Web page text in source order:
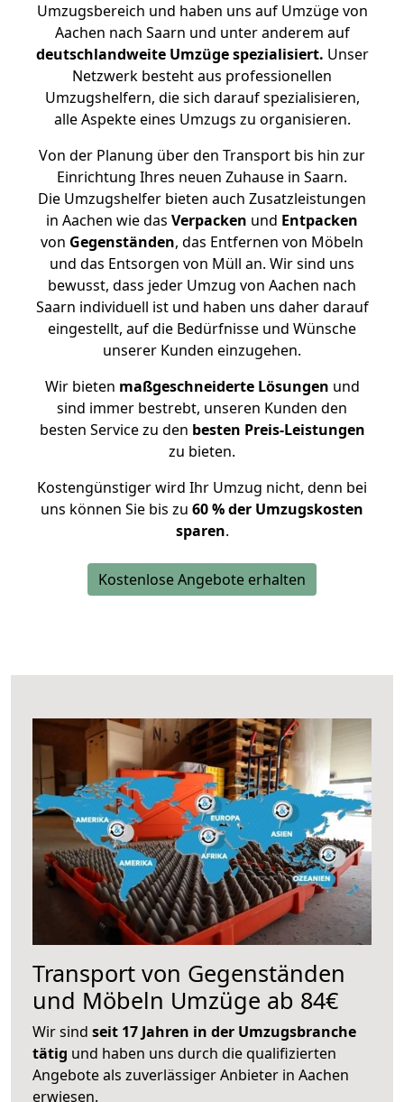
Umzugsbereich und haben uns auf Umzüge von
Aachen nach Saarn und unter anderem auf
deutschlandweite Umzüge spezialisiert. Unser
Netzwerk besteht aus professionellen
Umzugshelfern, die sich darauf spezialisieren,
alle Aspekte eines Umzugs zu organisieren.
Von der Planung über den Transport bis hin zur
Einrichtung Ihres neuen Zuhause in Saarn.
Die Umzugshelfer bieten auch Zusatzleistungen
in Aachen wie das Verpacken und Entpacken
von Gegenständen, das Entfernen von Möbeln
und das Entsorgen von Müll an. Wir sind uns
bewusst, dass jeder Umzug von Aachen nach
Saarn individuell ist und haben uns daher darauf
eingestellt, auf die Bedürfnisse und Wünsche
unserer Kunden einzugehen.
Wir bieten maßgeschneiderte Lösungen und
sind immer bestrebt, unseren Kunden den
besten Service zu den besten Preis-Leistungen
zu bieten.
Kostengünstiger wird Ihr Umzug nicht, denn bei
uns können Sie bis zu 60 % der Umzugskosten
sparen.
Kostenlose Angebote erhalten
Transport von Gegenständen
und Möbeln Umzüge ab 84€
Wir sind seit 17 Jahren in der Umzugsbranche
tätig und haben uns durch die qualifizierten
Angebote als zuverlässiger Anbieter in Aachen
erwiesen.